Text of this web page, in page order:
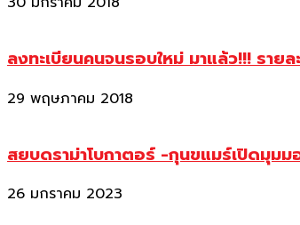
ลงทะเบียนคนจนรอบใหม่ มาแล้ว!!! ราย
29 พฤษภาคม 2018
สยบดราม่าโบกาตอร์ -กุนขแมร์เปิดมุม
26 มกราคม 2023